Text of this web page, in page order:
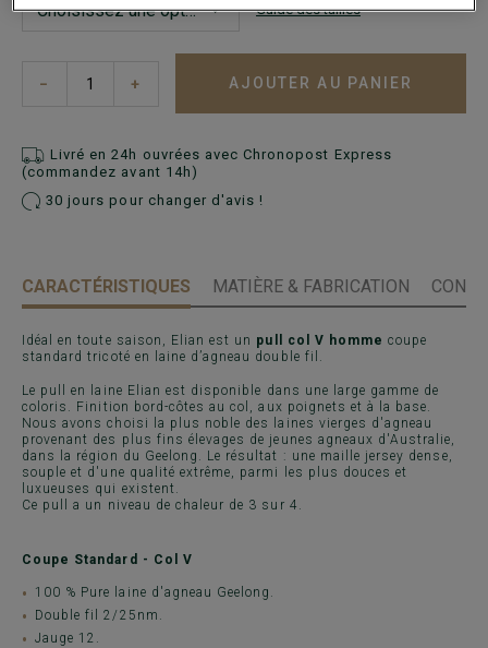
Guide des tailles
− + AJOUTER AU PANIER
Livré en 24h ouvrées avec Chronopost Express
(commandez avant 14h)
30 jours pour changer d'avis !
CARACTÉRISTIQUES MATIÈRE & FABRICATION
Idéal en toute saison, Elian est un pull col V homme coupe
standard tricoté en laine d’agneau double fil.
Le pull en laine Elian est disponible dans une large gamme de
coloris. Finition bord-côtes au col, aux poignets et à la base.
Nous avons choisi la plus noble des laines vierges d'agneau
provenant des plus fins élevages de jeunes agneaux d'Australie,
dans la région du Geelong. Le résultat : une maille jersey dense,
souple et d'une qualité extrême, parmi les plus douces et
luxueuses qui existent.
Ce pull a un niveau de chaleur de 3 sur 4.
Coupe Standard - Col V
100 % Pure laine d'agneau Geelong.
Double fil 2/25nm.
Jauge 12.